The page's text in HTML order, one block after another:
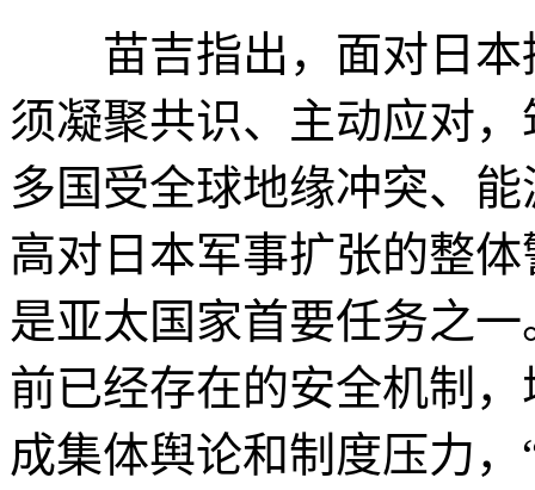
苗吉指出，面对日本
须凝聚共识、主动应对
多国受全球地缘冲突、
高对日本军事扩张的整
是亚太国家首要任务之
前已经存在的安全机制
成集体舆论和制度压力